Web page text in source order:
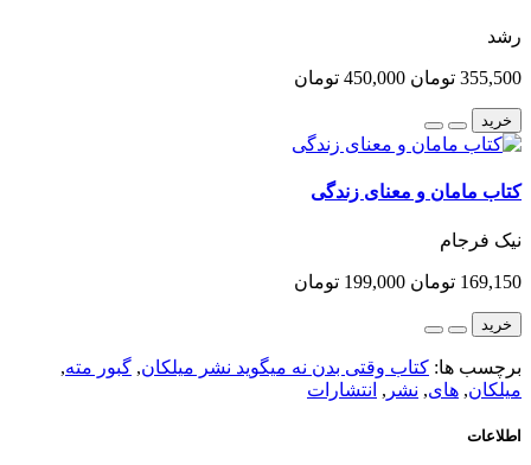
رشد
355,500 تومان 450,000 تومان
خرید
کتاب مامان و معنای زندگی
نیک فرجام
169,150 تومان 199,000 تومان
خرید
برچسب ها: کتاب وقتی بدن نه میگوید نشر میلکان, گبور مته,
میلکان, های, نشر , انتشارات
اطلاعات